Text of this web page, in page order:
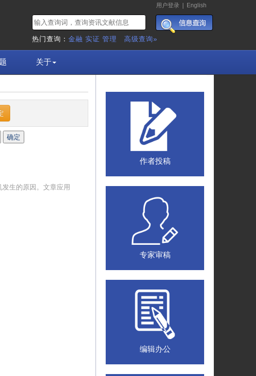
用户登录 English
热门查询： 金融 实证 管理 高级查询»
关于
生的原因。文章应用
作者投稿
专家审稿
编辑办公